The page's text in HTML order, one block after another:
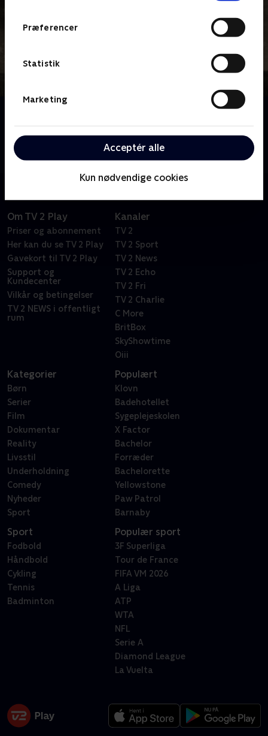
Præferencer
Statistik
Marketing
Acceptér alle
Kun nødvendige cookies
prærien mod det utæmmede Amerikas sidste
bastion.
Om TV 2 Play
Priser og abonnement
Her kan du se TV 2 Play
Gavekort til TV 2 Play
Support og
Kundecenter
Vilkår og betingelser
TV 2 NEWS i offentligt
rum
Kanaler
TV 2
TV 2 Sport
TV 2 News
TV 2 Echo
TV 2 Fri
TV 2 Charlie
C More
BritBox
SkyShowtime
Oiii
Kategorier
Børn
Serier
Film
Dokumentar
Reality
Livsstil
Underholdning
Comedy
Nyheder
Sport
Populært
Klovn
Badehotellet
Sygeplejeskolen
X Factor
Bachelor
Forræder
Bachelorette
Yellowstone
Paw Patrol
Barnaby
Sport
Fodbold
Håndbold
Cykling
Tennis
Badminton
Populær sport
3F Superliga
Tour de France
FIFA VM 2026
A Liga
ATP
WTA
NFL
Serie A
Diamond League
La Vuelta